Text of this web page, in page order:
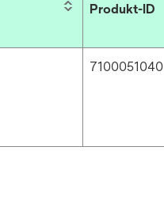
Produkt-ID
7100051040